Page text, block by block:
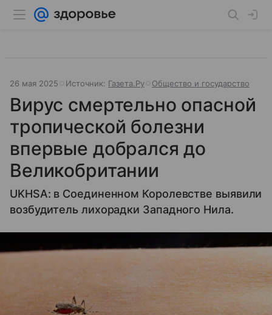
26 мая 2025 Источник: Газета.Ру Общество и государство
Вирус смертельно опасной
тропической болезни
впервые добрался до
Великобритании
UKHSA: в Соединенном Королевстве выявили
возбудитель лихорадки Западного Нила.